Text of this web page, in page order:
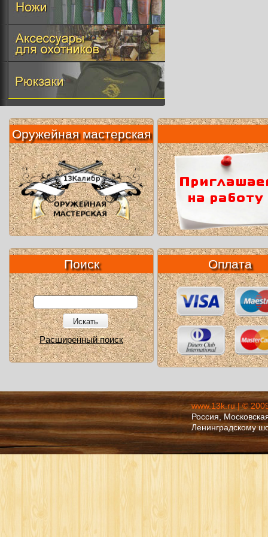
Оружейная мастерская
Поиск
Искать
Расширенный поиск
Оплата
www.13k.ru | ©
Россия,
Ленинградскому